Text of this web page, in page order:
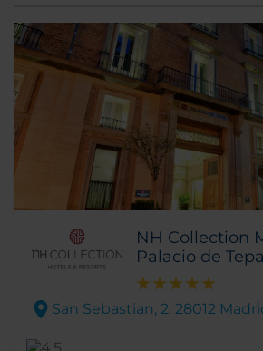
NH Collection
Palacio de Tepa
San Sebastian, 2. 28012